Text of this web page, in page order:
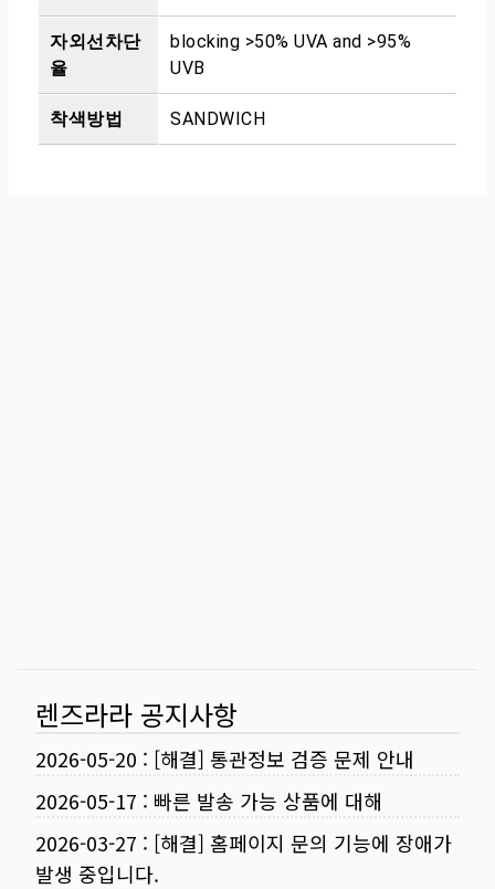
자외선차단
율
blocking >50% UVA and >95%
UVB
착색방법 SANDWICH
렌즈라라 공지사항
2026-05-20 : [해결] 통관정보 검증 문제 안내
2026-05-17 : 빠른 발송 가능 상품에 대해
2026-03-27 : [해결] 홈페이지 문의 기능에 장애가
발생 중입니다.